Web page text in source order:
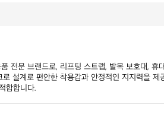
전문 브랜드로, 리프팅 스트랩, 발목 보호대, 휴
설계로 편안한 착용감과 안정적인 지지력을 제
합합니다.